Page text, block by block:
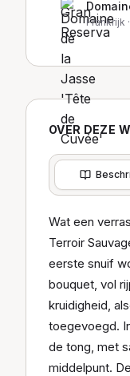
Frankrijk
OVER DEZE
Wat een
Terroir
eerste snuif
bouquet, vol
kruidigheid,
toegevoegd.
de tong, met
middelpunt.